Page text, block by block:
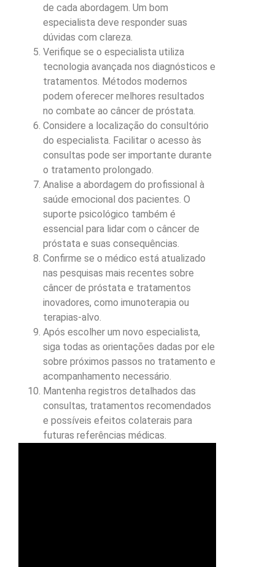
de cada abordagem. Um bom
especialista deve responder suas
dúvidas com clareza.
Verifique se o especialista utiliza
tecnologia avançada nos diagnósticos e
tratamentos. Métodos modernos
podem oferecer melhores resultados
no combate ao câncer de próstata.
Considere a localização do consultório
do especialista. Facilitar o acesso às
consultas pode ser importante durante
o tratamento prolongado.
Analise a abordagem do profissional à
saúde emocional dos pacientes. O
suporte psicológico também é
essencial para lidar com o câncer de
próstata e suas consequências.
Confirme se o médico está atualizado
nas pesquisas mais recentes sobre
câncer de próstata e tratamentos
inovadores, como imunoterapia ou
terapias-alvo.
Após escolher um novo especialista,
siga todas as orientações dadas por ele
sobre próximos passos no tratamento e
acompanhamento necessário.
Mantenha registros detalhados das
consultas, tratamentos recomendados
e possíveis efeitos colaterais para
futuras referências médicas.